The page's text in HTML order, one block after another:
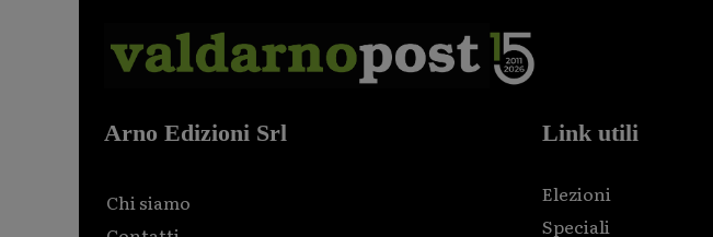
Arno Edizioni Srl
Chi siamo
Link utili
Elezioni
Speciali